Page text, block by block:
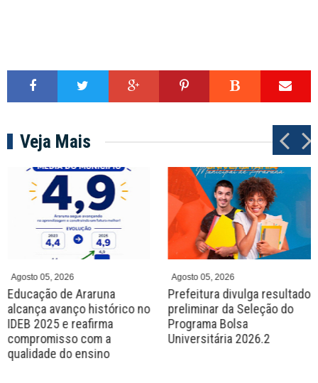
Veja Mais
Agosto 05, 2026
Educação de Araruna
alcança avanço histórico no
IDEB 2025 e reafirma
compromisso com a
qualidade do ensino
Agosto 05, 2026
Prefeitura divulga resultado
preliminar da Seleção do
Programa Bolsa
Universitária 2026.2
P
e
v
N
e
x
t